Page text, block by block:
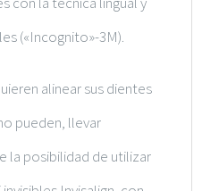
(«Incognito»-3M).
alinear sus dientes
pueden, llevar
la posibilidad de utilizar